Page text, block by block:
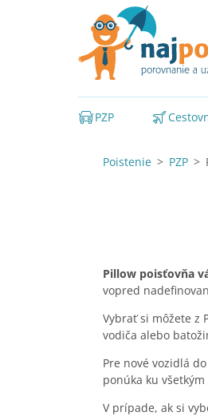
PZP
Poistenie PZP
Pillow poisťovňa
vopred
Vybrať si môžete z
vodiča alebo
Pre nové vozidlá
ponúka ku
V prípade, ak si